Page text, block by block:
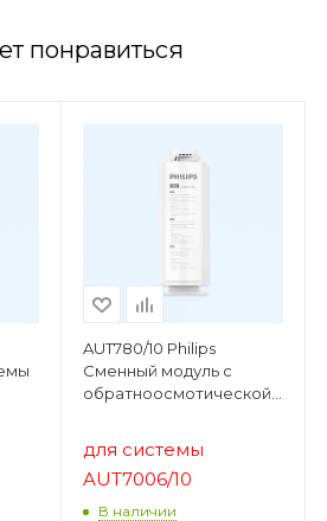
понравиться
AUT780/10 Philips
Сменный модуль с
обратноосмотической
для системы
AUT7006/10
В наличии